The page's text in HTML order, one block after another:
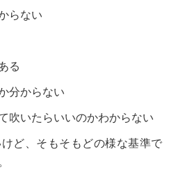
らない
る
分からない
吹いたらいいのかわからない
ど、そもそもどの様な基準で